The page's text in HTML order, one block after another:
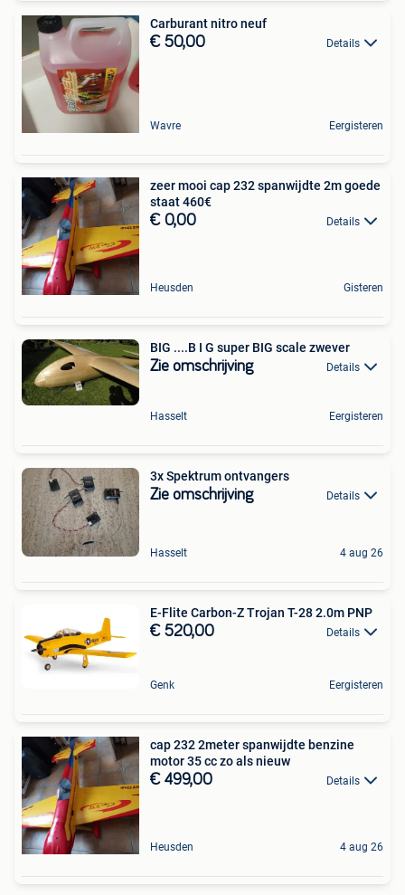
Carburant nitro neuf
€ 50,00 Details
Wavre Eergisteren
zeer mooi cap 232 spanwijdte 2m goede
staat 460€
€ 0,00 Details
Heusden Gisteren
BIG ....B I G super BIG scale zwever
Zie omschrijving Details
Hasselt Eergisteren
3x Spektrum ontvangers
Zie omschrijving Details
Hasselt 4 aug 26
E-Flite Carbon-Z Trojan T-28 2.0m PNP
€ 520,00 Details
Genk Eergisteren
cap 232 2meter spanwijdte benzine
motor 35 cc zo als nieuw
€ 499,00 Details
Heusden 4 aug 26